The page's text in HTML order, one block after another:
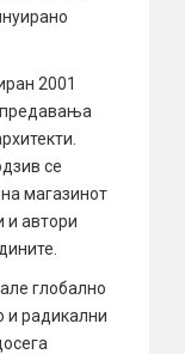
2001
предавања
се
магазинот
и автори
глобално
и радикални